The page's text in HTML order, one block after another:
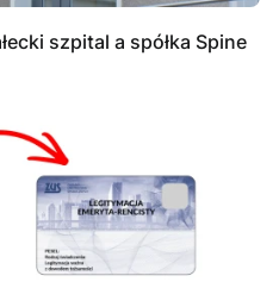
szpital a spółka Spine